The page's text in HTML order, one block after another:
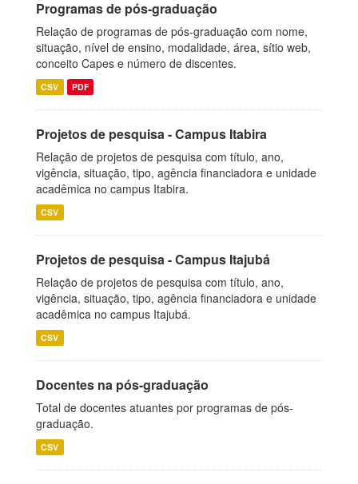
Programas de pós-graduação
Relação de programas de pós-graduação com nome,
situação, nível de ensino, modalidade, área, sítio web,
conceito Capes e número de discentes.
CSV PDF
Projetos de pesquisa - Campus Itabira
Relação de projetos de pesquisa com título, ano,
vigência, situação, tipo, agência financiadora e unidade
acadêmica no campus Itabira.
CSV
Projetos de pesquisa - Campus Itajubá
Relação de projetos de pesquisa com título, ano,
vigência, situação, tipo, agência financiadora e unidade
acadêmica no campus Itajubá.
CSV
Docentes na pós-graduação
Total de docentes atuantes por programas de pós-
graduação.
CSV